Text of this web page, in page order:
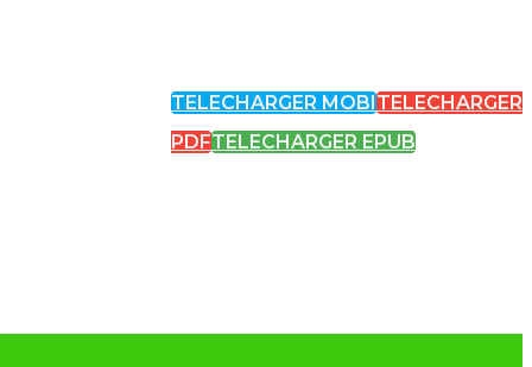
TELECHARGER MOBITELECHARGER
PDFTELECHARGER EPUB